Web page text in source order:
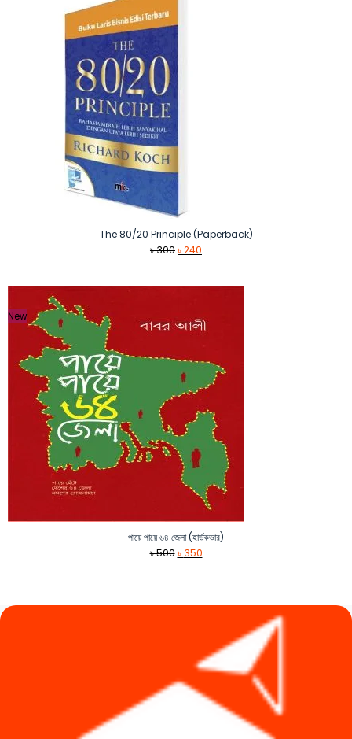
The 80/20 Principle (Paperback)
৳300Original
৳240
New
পায়ে পায়ে ৬৪ জেলা (হার্ডকভার)
৳500 Original
৳ 350Current